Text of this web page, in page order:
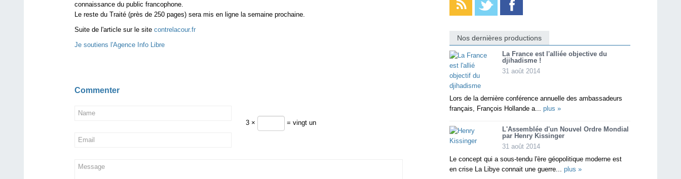
connaissance du public francophone.
Le reste du Traité (près de 250 pages) sera mis en ligne la semaine prochaine.
Suite de l'article sur le site contrelacour.fr
Je soutiens l'Agence Info Libre
Commenter
3 × = vingt un
Nos dernières productions
La France est l'alliée objective du
djihadisme !
31 août 2014
Lors de la dernière conférence annuelle des ambassadeurs
français, François Hollande a... plus »
L'Assemblée d'un Nouvel Ordre Mondial
par Henry Kissinger
31 août 2014
Le concept qui a sous-tendu l'ère géopolitique moderne est
en crise La Libye connait une guerre... plus »